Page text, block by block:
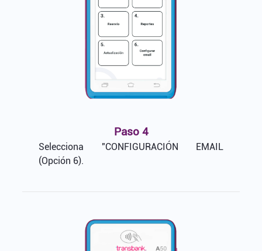
Paso 4
Selecciona "CONFIGURACIÓN EMAIL
(Opción 6).